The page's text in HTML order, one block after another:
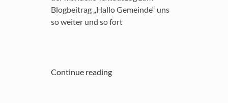
Blogbeitrag „Hallo Gemeinde“ uns
so weiter und so fort
Continue reading